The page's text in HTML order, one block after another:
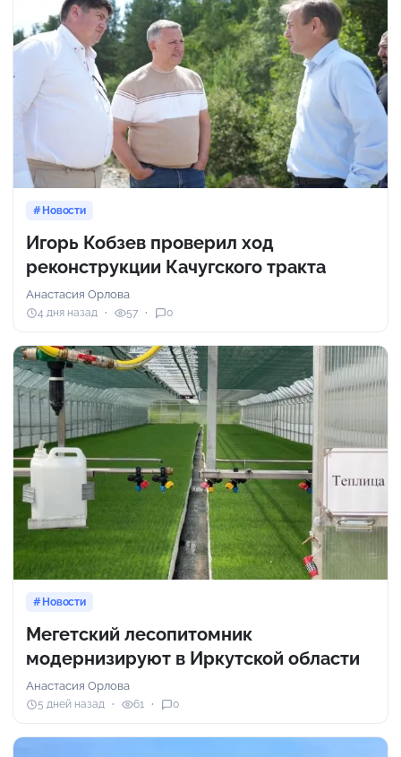
Новости
Игорь Кобзев проверил ход
реконструкции Качугского тракта
Анастасия Орлова
4 дня назад 57 0
Новости
Мегетский лесопитомник
модернизируют в Иркутской области
Анастасия Орлова
5 дней назад 61 0